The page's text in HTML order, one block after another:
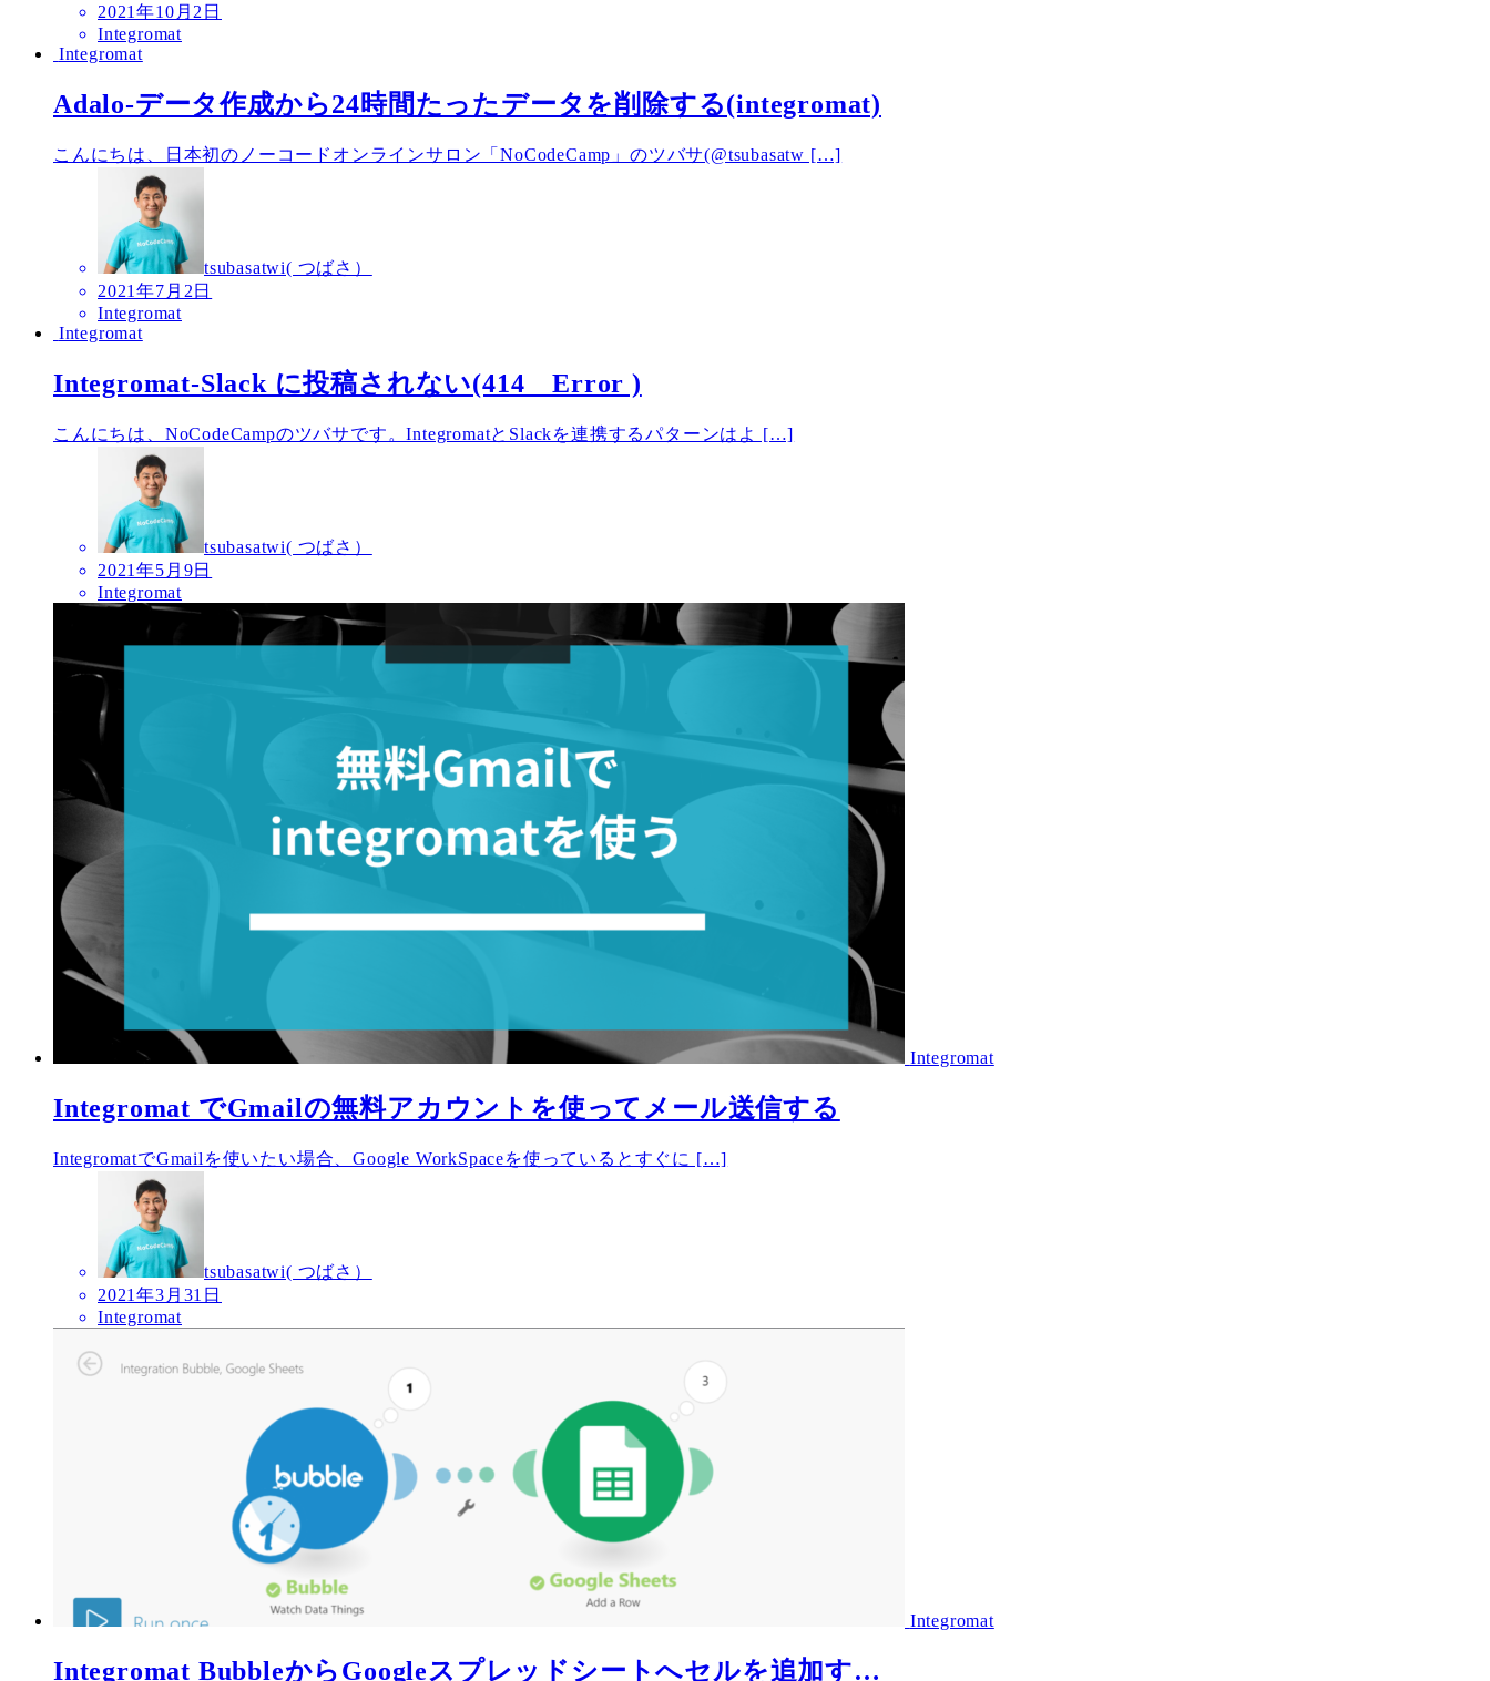
2021年10月2日
Integromat
Integromat
Adalo-データ作成から24時間たったデータを削除する(integromat)
こんにちは、日本初のノーコードオンラインサロン「NoCodeCamp」のツバサ(@tsubasatw […]
tsubasatwi( つばさ）
2021年7月2日
Integromat
Integromat
Integromat-Slack に投稿されない(414 Error )
こんにちは、NoCodeCampのツバサです。IntegromatとSlackを連携するパターンはよ […]
tsubasatwi( つばさ）
2021年5月9日
Integromat
Integromat
Integromat でGmailの無料アカウントを使ってメール送信する
IntegromatでGmailを使いたい場合、Google WorkSpaceを使っているとすぐに […]
tsubasatwi( つばさ）
2021年3月31日
Integromat
Integromat
Integromat BubbleからGoogleスプレッドシートへセルを追加す…